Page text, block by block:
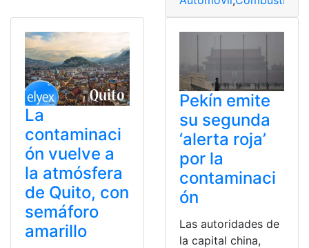
La
contaminaci
ón vuelve a
la atmósfera
de Quito, con
semáforo
amarillo
Pekín emite
su segunda
‘alerta roja’
por la
contaminaci
ón
Las autoridades de
la capital china,